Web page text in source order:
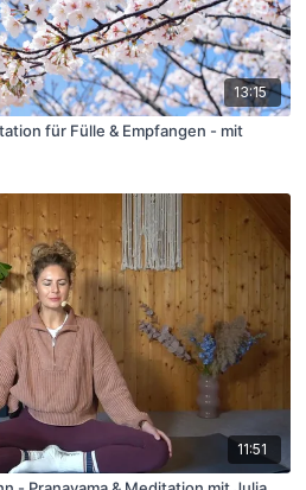
13:15
für Fülle & Empfangen - mit
11:51